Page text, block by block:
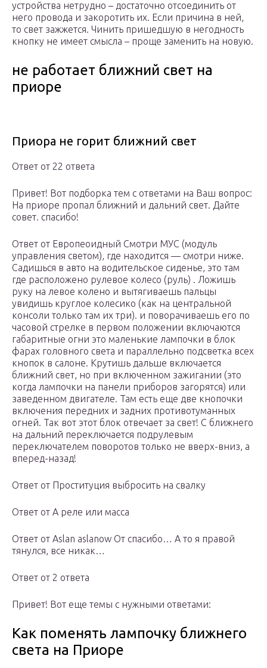
устройства нетрудно – достаточно отсоединить от
него провода и закоротить их. Если причина в ней,
то свет зажжется. Чинить пришедшую в негодность
кнопку не имеет смысла – проще заменить на новую.
не работает ближний свет на
приоре
Приора не горит ближний свет
Ответ от 22 ответа
Привет! Вот подборка тем с ответами на Ваш вопрос:
На приоре пропал ближний и дальний свет. Дайте
совет. спасибо!
Ответ от Европеоидный Смотри МУС (модуль
управления светом), где находится — смотри ниже.
Садишься в авто на водительское сиденье, это там
где расположено рулевое колесо (руль) . Ложишь
руку на левое колено и вытягиваешь пальцы
увидишь круглое колесико (как на центральной
консоли только там их три). и поворачиваешь его по
часовой стрелке в первом положении включаются
габаритные огни это маленькие лампочки в блок
фарах головного света и параллельно подсветка всех
кнопок в салоне. Крутишь дальше включается
ближний свет, но при включенном зажигании (это
когда лампочки на панели приборов загорятся) или
заведенном двигателе. Там есть еще две кнопочки
включения передних и задних противотуманных
огней. Так вот этот блок отвечает за свет! С ближнего
на дальний переключается подрулевым
переключателем поворотов только не вверх-вниз, а
вперед-назад!
Ответ от Проституция выбросить на свалку
Ответ от А реле или масса
Ответ от Aslan aslanow От спасибо… А то я правой
тянулся, все никак…
Ответ от 2 ответа
Привет! Вот еще темы с нужными ответами:
Как поменять лампочку ближнего
света на Приоре